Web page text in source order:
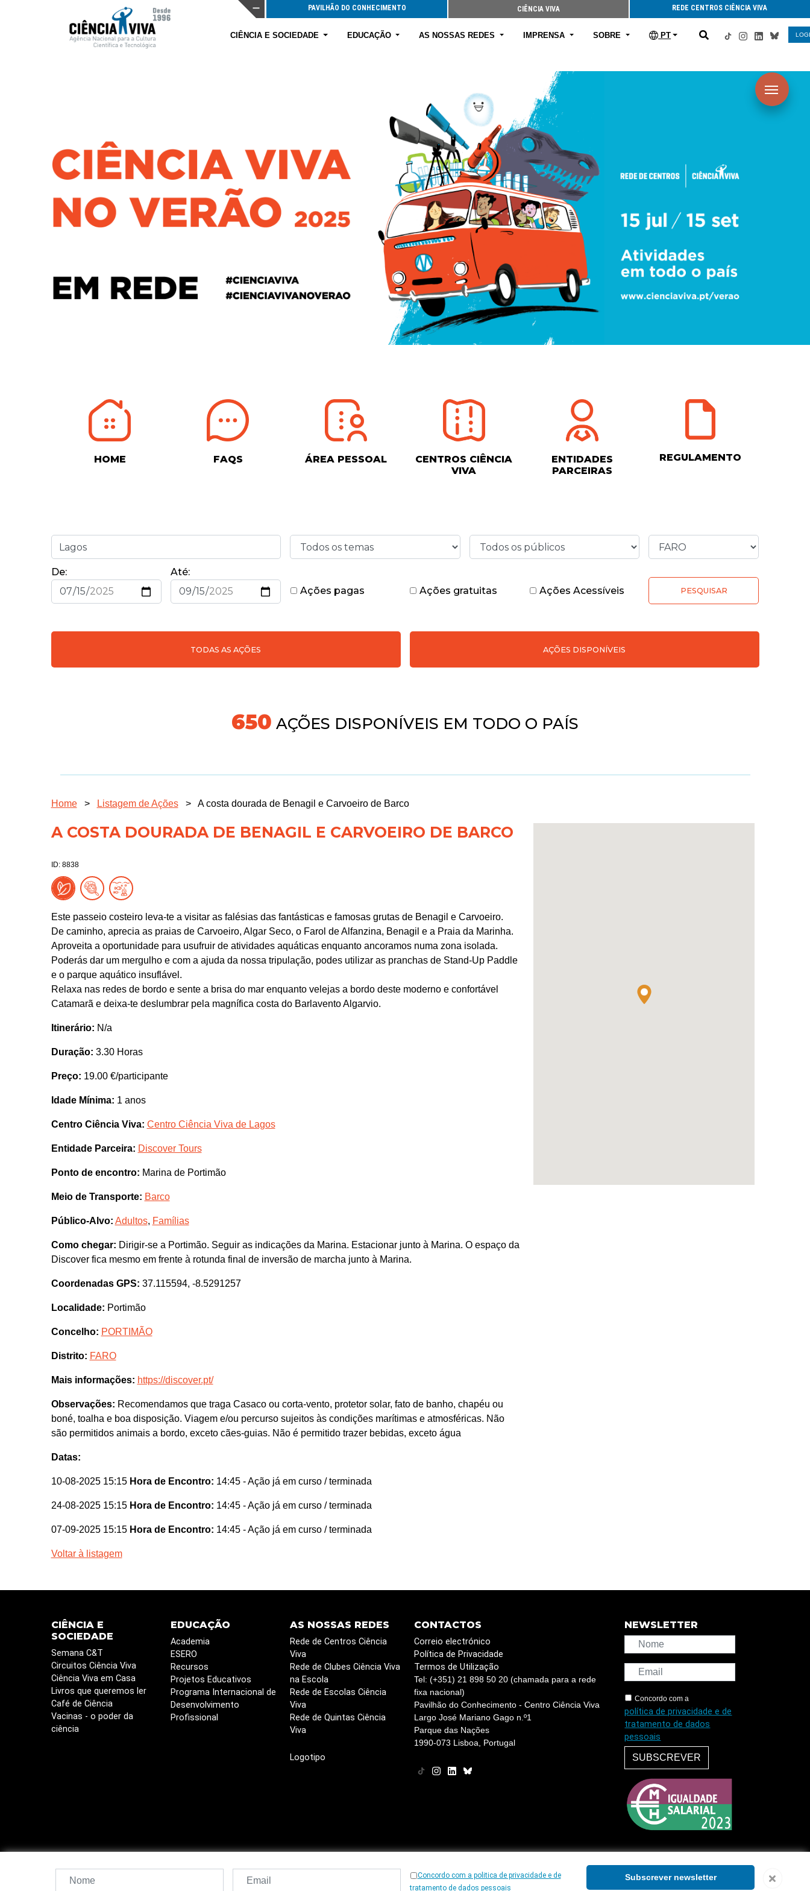
PAVILHÃO DO CONHECIMENTO CIÊNCIA VIVA REDE CENTROS CIÊNCIA VIVA
CIÊNCIA E SOCIEDADE EDUCAÇÃO AS NOSSAS REDES IMPRENSA SOBRE PT
HOME FAQS ÁREA PESSOAL
CENTROS CIÊNCIA
VIVA
ENTIDADES
PARCEIRAS
REGULAMENTO
De:
Até:
Ações pagas
Ações gratuitas Ações Acessíveis PESQUISAR
TODAS AS AÇÕES AÇÕES DISPONÍVEIS
718AÇÕES DISPONÍVEIS EM TODO O PAÍS
Home > Listagem de Ações > A costa dourada de Benagil e Carvoeiro de Barco
A COSTA DOURADA DE BENAGIL E CARVOEIRO DE BARCO
ID: 8838
Este passeio costeiro leva-te a visitar as falésias das fantásticas e famosas grutas de Benagil e Carvoeiro.
De caminho, aprecia as praias de Carvoeiro, Algar Seco, o Farol de Alfanzina, Benagil e a Praia da Marinha.
Aproveita a oportunidade para usufruir de atividades aquáticas enquanto ancoramos numa zona isolada.
Poderás dar um mergulho e com a ajuda da nossa tripulação, podes utilizar as pranchas de Stand-Up Paddle
e o parque aquático insuflável.
Relaxa nas redes de bordo e sente a brisa do mar enquanto velejas a bordo deste moderno e confortável
Catamarã e deixa-te deslumbrar pela magnífica costa do Barlavento Algarvio.
Itinerário: N/a
Duração: 3.30 Horas
Preço: 19.00 €/participante
Idade Mínima: 1 anos
Centro Ciência Viva: Centro Ciência Viva de Lagos
Entidade Parceira: Discover Tours
Ponto de encontro: Marina de Portimão
Meio de Transporte: Barco
Público-Alvo: Adultos, Famílias
Como chegar: Dirigir-se a Portimão. Seguir as indicações da Marina. Estacionar junto à Marina. O espaço da
Discover fica mesmo em frente à rotunda final de inversão de marcha junto à Marina.
Coordenadas GPS: 37.115594, -8.5291257
Localidade: Portimão
Concelho: PORTIMÃO
Distrito: FARO
Mais informações: https://discover.pt/
Observações: Recomendamos que traga Casaco ou corta-vento, protetor solar, fato de banho, chapéu ou
boné, toalha e boa disposição. Viagem e/ou percurso sujeitos às condições marítimas e atmosféricas. Não
são permitidos animais a bordo, exceto cães-guias. Não é permitido trazer bebidas, exceto água
Datas:
10-08-2025 15:15 Hora de Encontro: 14:45 - Ação já em curso / terminada
24-08-2025 15:15 Hora de Encontro: 14:45 - Ação já em curso / terminada
07-09-2025 15:15 Hora de Encontro: 14:45 - Ação já em curso / terminada
Voltar à listagem
CIÊNCIA E
SOCIEDADE
Semana C&T
Circuitos Ciência Viva
Ciência Viva em Casa
Livros que queremos ler
Café de Ciência
Vacinas - o poder da
ciência
EDUCAÇÃO
Academia
ESERO
Recursos
Projetos Educativos
Programa Internacional de
Desenvolvimento
Profissional
AS NOSSAS REDES
Rede de Centros Ciência
Viva
Rede de Clubes Ciência Viva
na Escola
Rede de Escolas Ciência
Viva
Rede de Quintas Ciência
Viva
Logotipo
CONTACTOS
Correio electrónico
Política de Privacidade
Termos de Utilização
Tel: (+351) 21 898 50 20 (chamada para a rede
fixa nacional)
Pavilhão do Conhecimento - Centro Ciência Viva
Largo José Mariano Gago n.º1
Parque das Nações
1990-073 Lisboa, Portugal
NEWSLETTER
Concordo com a
política de privacidade e de
tratamento de dados
pessoais
SUBSCREVER
-2026, Ciência Viva
Concordo com a politica de privacidade e de
tratamento de dados pessoais
Subscrever newsletter